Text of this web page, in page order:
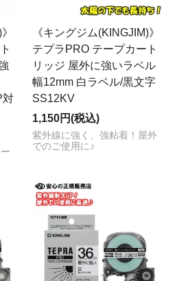
《キングジム(KINGJIM)》
テプラPRO テープカート
リッジ 屋外に強いラベル
幅12mm 白ラベル/黒文字
SS12KV
1,150円(税込)
紫外線に強く、強粘着！屋外
でのご使用に♪